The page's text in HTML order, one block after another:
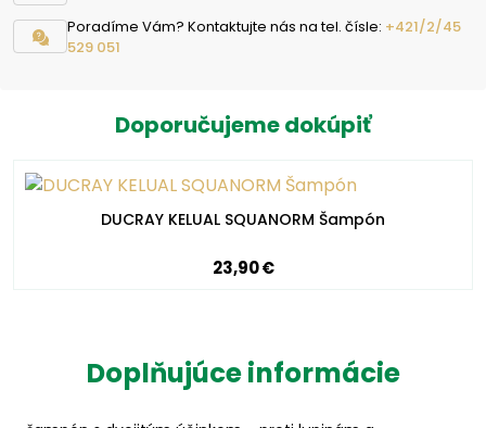
Poradíme Vám? Kontaktujte nás na tel. čísle: +421/2/45
529 051
Doporučujeme dokúpiť
DUCRAY KELUAL SQUANORM Šampón
23,90 €
Doplňujúce informácie